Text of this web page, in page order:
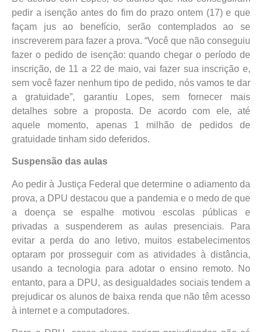
pedir a isenção antes do fim do prazo ontem (17) e que
façam jus ao benefício, serão contemplados ao se
inscreverem para fazer a prova. “Você que não conseguiu
fazer o pedido de isenção: quando chegar o período de
inscrição, de 11 a 22 de maio, vai fazer sua inscrição e,
sem você fazer nenhum tipo de pedido, nós vamos te dar
a gratuidade”, garantiu Lopes, sem fornecer mais
detalhes sobre a proposta. De acordo com ele, até
aquele momento, apenas 1 milhão de pedidos de
gratuidade tinham sido deferidos.
Suspensão das aulas
Ao pedir à Justiça Federal que determine o adiamento da
prova, a DPU destacou que a pandemia e o medo de que
a doença se espalhe motivou escolas públicas e
privadas a suspenderem as aulas presenciais. Para
evitar a perda do ano letivo, muitos estabelecimentos
optaram por prosseguir com as atividades à distância,
usando a tecnologia para adotar o ensino remoto. No
entanto, para a DPU, as desigualdades sociais tendem a
prejudicar os alunos de baixa renda que não têm acesso
à internet e a computadores.